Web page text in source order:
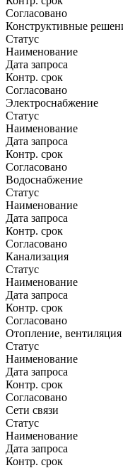
Согласовано
Конструктивные
Статус
Наименование
Дата запроса
Контр. срок
Согласовано
Электроснабжение
Статус
Наименование
Дата запроса
Контр. срок
Согласовано
Водоснабжение
Статус
Наименование
Дата запроса
Контр. срок
Согласовано
Канализация
Статус
Наименование
Дата запроса
Контр. срок
Согласовано
Отопление,
Статус
Наименование
Дата запроса
Контр. срок
Согласовано
Сети связи
Статус
Наименование
Дата запроса
Контр. срок